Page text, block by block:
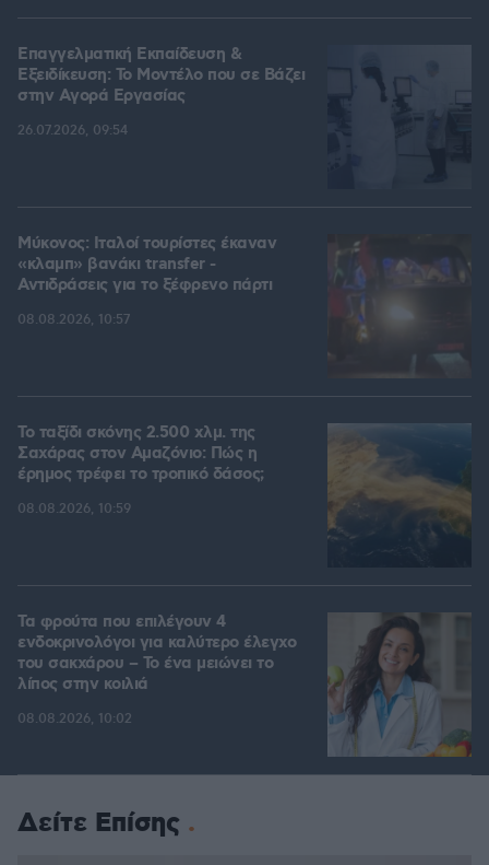
Επαγγελματική Εκπαίδευση &
Εξειδίκευση: Το Mοντέλο που σε Bάζει
στην Aγορά Eργασίας
26.07.2026, 09:54
Μύκονος: Ιταλοί τουρίστες έκαναν
«κλαμπ» βανάκι transfer -
Αντιδράσεις για το ξέφρενο πάρτι
08.08.2026, 10:57
Το ταξίδι σκόνης 2.500 χλμ. της
Σαχάρας στον Αμαζόνιο: Πώς η
έρημος τρέφει το τροπικό δάσος;
08.08.2026, 10:59
Τα φρούτα που επιλέγουν 4
ενδοκρινολόγοι για καλύτερο έλεγχο
του σακχάρου – Το ένα μειώνει το
λίπος στην κοιλιά
08.08.2026, 10:02
Δείτε Επίσης